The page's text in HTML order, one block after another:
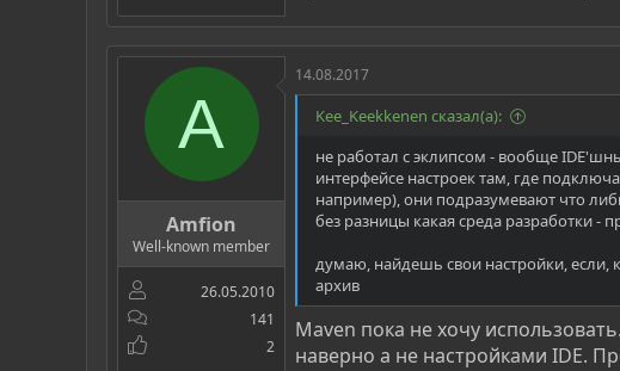
A
Amfion
Well-known member
26.05.2010
141
2
14.08.2017
Kee_Keekkenen сказал(а):
не работал с эклипсом - вообще
интерфейсе настроек там, где
например), они подразумевают что
без разницы какая среда разработки -
думаю, найдешь свои настройки, если,
архив
Maven пока не хочу
наверно а не настройками IDE.